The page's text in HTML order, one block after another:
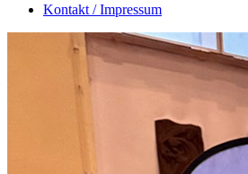
Kontakt / Impressum